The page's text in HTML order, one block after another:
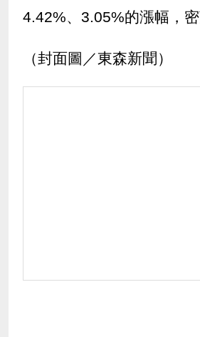
4.42%、3.05%的漲幅，
（封面圖／東森新聞）